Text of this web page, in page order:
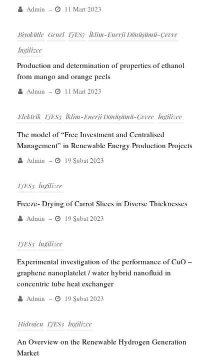
Admin – 11 Mart 2023
Biyokütle Genel IJES7 İklim-Enerji Dönüşümü-Çevre
İngilizce
Production and determination of properties of ethanol
from mango and orange peels
Admin – 11 Mart 2023
Elektrik IJES3 İklim-Enerji Dönüşümü-Çevre İngilizce
The model of “Free Investment and Centralised
Management” in Renewable Energy Production Projects
Admin – 19 Şubat 2023
IJES3 İngilizce
Freeze- Drying of Carrot Slices in Diverse Thicknesses
Admin – 19 Şubat 2023
IJES3 İngilizce
Experimental investigation of the performance of CuO –
graphene nanoplatelet / water hybrid nanofluid in
concentric tube heat exchanger
Admin – 19 Şubat 2023
Hidrojen IJES3 İngilizce
An Overview on the Renewable Hydrogen Generation
Market